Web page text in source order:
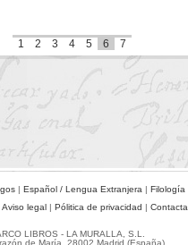
1 2 3 4 5 6 7
| Español / Lengua Extranjera | Filología
Aviso legal | Pólitica de privacidad | Contacta
LIBROS - LA MURALLA, S.L.
de María, 28002 Madrid (España)